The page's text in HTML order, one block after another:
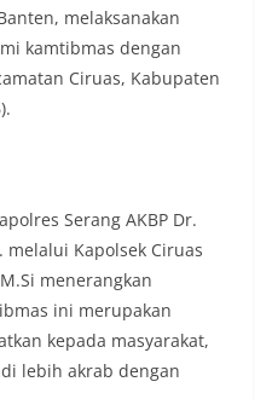
melaksanakan
kamtibmas dengan
Ciruas, Kabupaten
Serang AKBP Dr.
melalui Kapolsek Ciruas
menerangkan
ini merupakan
kepada masyarakat,
lebih akrab dengan